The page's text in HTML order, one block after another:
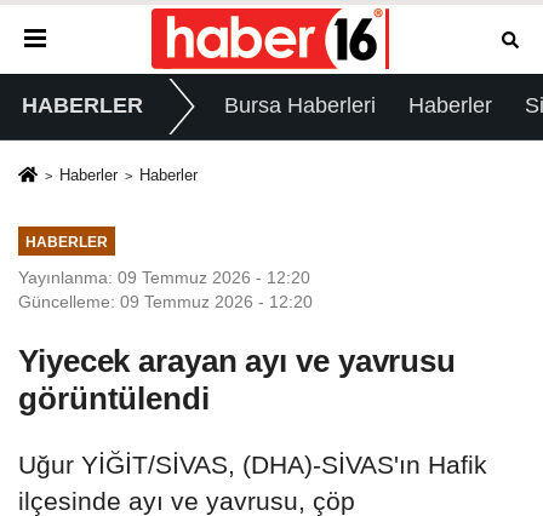
HABERLER Bursa Haberleri Haberler
Haberler Haberler
HABERLER
Yayınlanma: 09 Temmuz 2026 - 12:20
Güncelleme: 09 Temmuz 2026 - 12:20
Yiyecek arayan ayı ve yavrusu
görüntülendi
Uğur YİĞİT/SİVAS, (DHA)-SİVAS'ın Hafik
ilçesinde ayı ve yavrusu, çöp